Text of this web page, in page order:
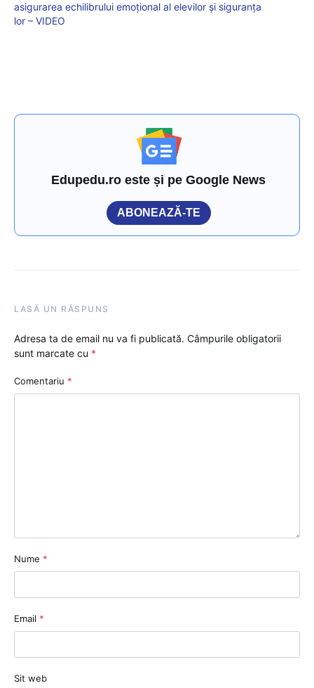
asigurarea echilibrului emoțional al elevilor și siguranța
lor – VIDEO
Edupedu.ro este și pe Google News
ABONEAZĂ-TE
LASĂ UN RĂSPUNS
Adresa ta de email nu va fi publicată. Câmpurile obligatorii
sunt marcate cu *
Comentariu *
Nume *
Email *
Sit web